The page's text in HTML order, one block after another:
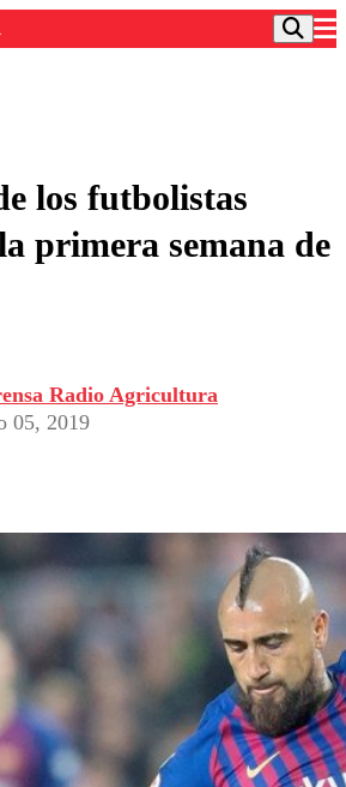
TV
Chilena
Internacional
en medios
los futbolistas
primera semana de
Radio Agricultura
05, 2019